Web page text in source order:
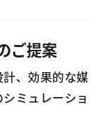
ご提案
、効果的な媒
ミュレーショ